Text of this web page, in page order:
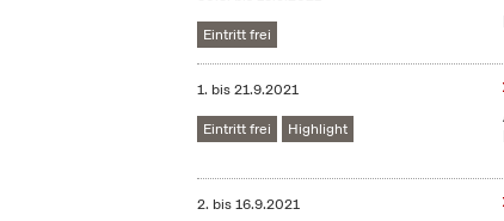
Eintritt frei
1. bis21.9.2021
Eintritt frei Highlight
2. bis16.9.2021